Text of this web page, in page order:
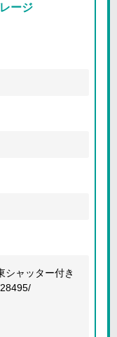
ージ